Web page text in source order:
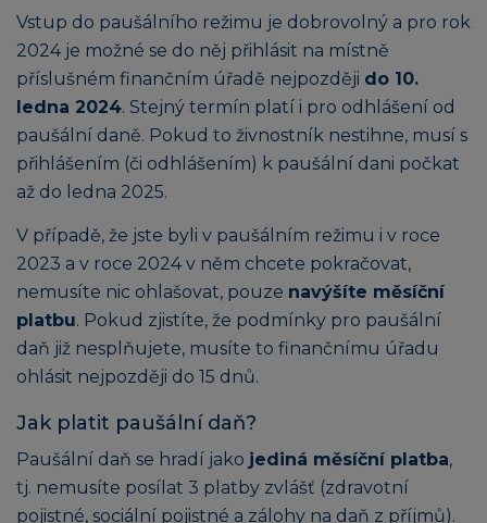
Vstup do paušálního režimu je dobrovolný a pro rok
2024 je možné se do něj přihlásit na místně
příslušném finančním úřadě nejpozději do 10.
ledna 2024. Stejný termín platí i pro odhlášení od
paušální daně. Pokud to živnostník nestihne, musí s
přihlášením (či odhlášením) k paušální dani počkat
až do ledna 2025.
V případě, že jste byli v paušálním režimu i v roce
2023 a v roce 2024 v něm chcete pokračovat,
nemusíte nic ohlašovat, pouze navýšíte měsíční
platbu. Pokud zjistíte, že podmínky pro paušální
daň již nesplňujete, musíte to finančnímu úřadu
ohlásit nejpozději do 15 dnů.
Jak platit paušální daň?
Paušální daň se hradí jako jediná měsíční platba,
tj. nemusíte posílat 3 platby zvlášť (zdravotní
pojistné, sociální pojistné a zálohy na daň z příjmů).